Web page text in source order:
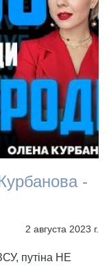
-
2 августа 2023 г.
путіна НЕ